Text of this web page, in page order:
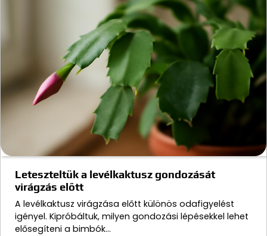
Leteszteltük a levélkaktusz gondozását
virágzás előtt
A levélkaktusz virágzása előtt különös odafigyelést
igényel. Kipróbáltuk, milyen gondozási lépésekkel lehet
elősegíteni a bimbók…